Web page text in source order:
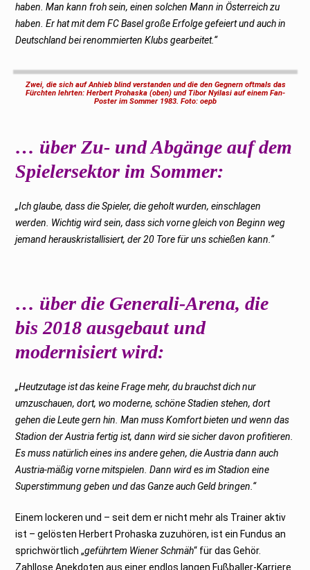
haben. Man kann froh sein, einen solchen Mann in Österreich zu
haben. Er hat mit dem FC Basel große Erfolge gefeiert und auch in
Deutschland bei renommierten Klubs gearbeitet.“
Zwei, die sich auf Anhieb blind verstanden und die den Gegnern oftmals das
Fürchten lehrten: Herbert Prohaska (oben) und Tibor Nyilasi auf einem Fan-
Poster im Sommer 1983. Foto: oepb
… über Zu- und Abgänge auf dem
Spielersektor im Sommer:
„Ich glaube, dass die Spieler, die geholt wurden, einschlagen
werden. Wichtig wird sein, dass sich vorne gleich von Beginn weg
jemand herauskristallisiert, der 20 Tore für uns schießen kann.“
… über die Generali-Arena, die
bis 2018 ausgebaut und
modernisiert wird:
„Heutzutage ist das keine Frage mehr, du brauchst dich nur
umzuschauen, dort, wo moderne, schöne Stadien stehen, dort
gehen die Leute gern hin. Man muss Komfort bieten und wenn das
Stadion der Austria fertig ist, dann wird sie sicher davon profitieren.
Es muss natürlich eines ins andere gehen, die Austria dann auch
Austria-mäßig vorne mitspielen. Dann wird es im Stadion eine
Superstimmung geben und das Ganze auch Geld bringen.“
Einem lockeren und – seit dem er nicht mehr als Trainer aktiv
ist – gelösten Herbert Prohaska zuzuhören, ist ein Fundus an
sprichwörtlich „geführtem Wiener Schmäh“ für das Gehör.
Zahllose Anekdoten aus einer endlos langen Fußballer-Karriere